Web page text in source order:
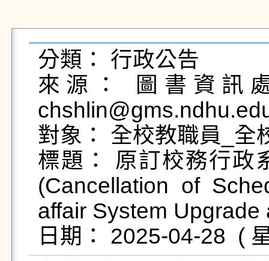
分類： 行政公告
來源： 圖書資訊
對象： 全校教職員_全
標題： 原訂校務行政
(Cancellation of
affair System